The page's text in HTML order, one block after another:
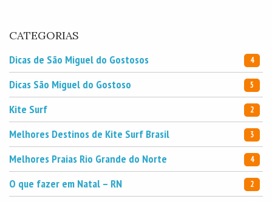
CATEGORIAS
Dicas de São Miguel do Gostosos
4
Dicas São Miguel do Gostoso 5
Kite Surf 2
Melhores Destinos de Kite Surf Brasil 3
Melhores Praias Rio Grande do Norte 4
O que fazer em Natal – RN 2